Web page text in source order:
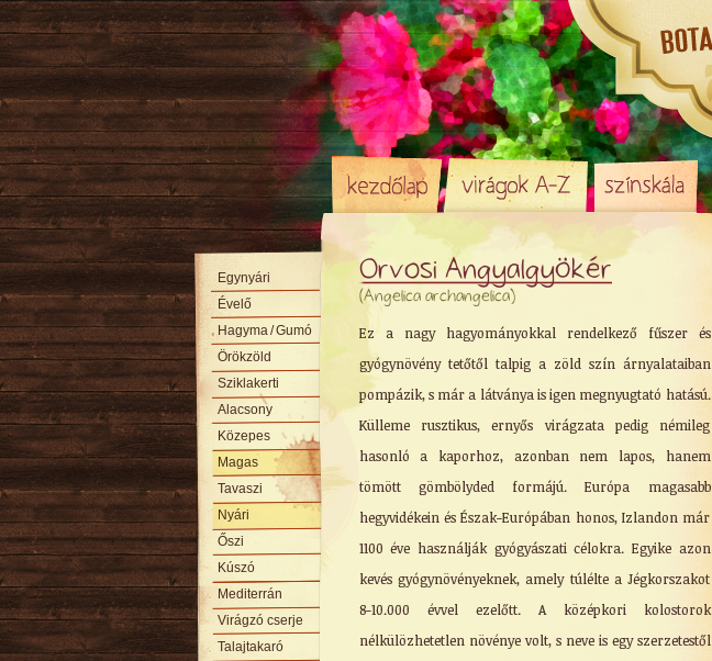
Orvosi Angyalgyökér
(Angelica archangelica)
Ez a nagy hagyományokkal rendelkező fűszer és
gyógynövény tetőtől talpig a zöld szín árnyalataiban
pompázik, s már a látványa is igen megnyugtató hatású.
Külleme rusztikus, ernyős virágzata pedig némileg
hasonló a kaporhoz, azonban nem lapos, hanem
tömött gömbölyded formájú. Európa magasabb
hegyvidékein és Észak-Európában honos, Izlandon már
1100 éve használják gyógyászati célokra. Egyike azon
kevés gyógynövényeknek, amely túlélte a Jégkorszakot
8-10.000 évvel ezelőtt. A középkori kolostorok
nélkülözhetetlen növénye volt, s neve is egy szerzetestől
Egynyári
Évelő
Hagyma/ Gumó
Örökzöld
Sziklakerti
Alacsony
Közepes
Magas
Tavaszi
Nyári
Őszi
Kúszó
Mediterrán
Virágzó cserje
Talajtakaró